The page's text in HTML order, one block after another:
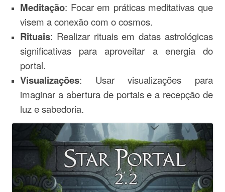
Meditação: Focar em práticas meditativas que
visem a conexão com o cosmos.
Rituais: Realizar rituais em datas astrológicas
significativas para aproveitar a energia do
portal.
Visualizações: Usar visualizações para
imaginar a abertura de portais e a recepção de
luz e sabedoria.